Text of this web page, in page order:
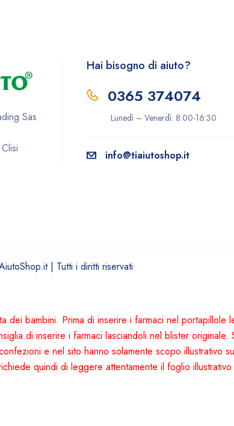
Sas
Hai bisogno di aiuto?
0365 374074
Lunedì – Venerdì: 8:00-16:30
info@tiaiutoshop.it
| Tutti i diritti riservati
dei bambini. Prima di inserire i farmaci nel
di inserire i farmaci lasciandoli nel blister
e nel sito hanno solamente scopo
quindi di leggere attentamente il foglio